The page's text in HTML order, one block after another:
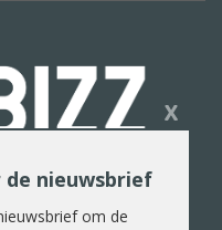
en beeld
X
de nieuwsbrief
om de